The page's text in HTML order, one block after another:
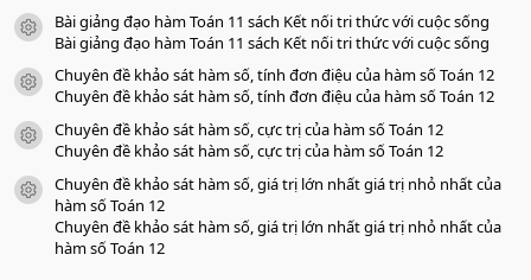
icon tài liệu
Bài giảng đạo hàm Toán 11 sách Kết nối tri thức với cuộc sống
Bài giảng đạo hàm Toán 11 sách Kết nối tri thức với cuộc sống
icon tài liệu
Chuyên đề khảo sát hàm số, tính đơn điệu của hàm số Toán 12
Chuyên đề khảo sát hàm số, tính đơn điệu của hàm số Toán 12
icon tài liệu
Chuyên đề khảo sát hàm số, cực trị của hàm số Toán 12
Chuyên đề khảo sát hàm số, cực trị của hàm số Toán 12
icon tài liệu
Chuyên đề khảo sát hàm số, giá trị lớn nhất giá trị nhỏ nhất của
hàm số Toán 12
Chuyên đề khảo sát hàm số, giá trị lớn nhất giá trị nhỏ nhất của
hàm số Toán 12